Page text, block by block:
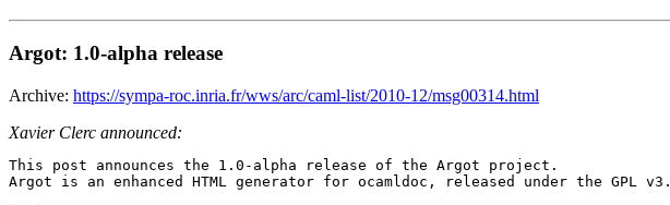
Argot: 1.0-alpha release
Archive: https://sympa-roc.inria.fr/wws/arc/caml-list/2010-12/msg00314.html
Xavier Clerc announced:
This post announces the 1.0-alpha release of the Argot project.
Argot is an enhanced HTML generator for ocamldoc, released under the GPL v3.